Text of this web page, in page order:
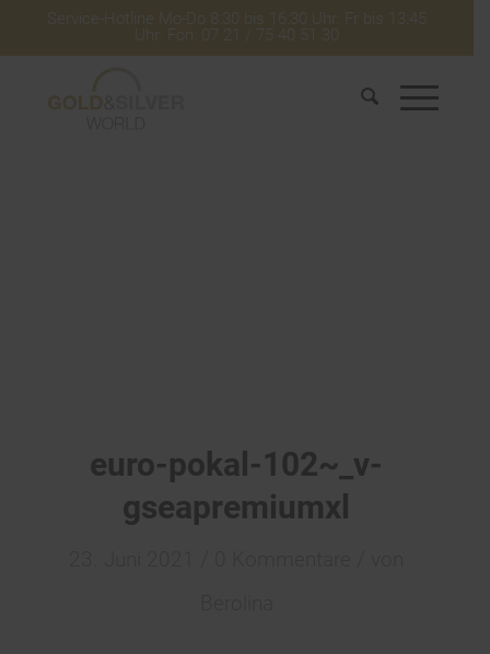
Service-Hotline Mo-Do 8:30 bis 16:30 Uhr. Fr bis 13:45
Uhr. Fon: 07 21 / 75 40 51 30
euro-pokal-102~_v-
gseapremiumxl